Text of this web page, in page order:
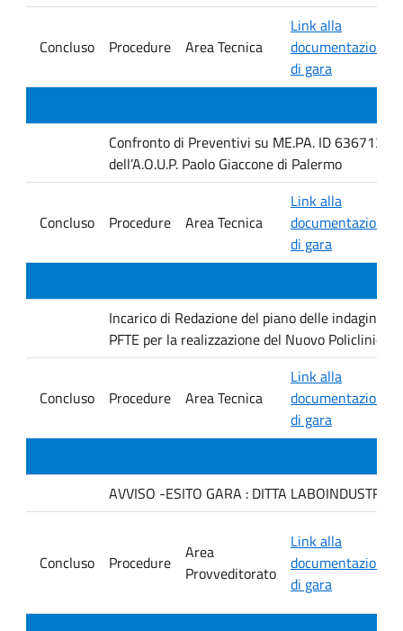
Concluso Procedure Area Tecnica
Link alla
documentazione
di gara
Confronto di Preventivi su ME.PA. ID 6367131
dell’A.O.U.P. Paolo Giaccone di Palermo
Concluso Procedure Area Tecnica
Link alla
documentazione
di gara
Incarico di Redazione del piano delle indagini
PFTE per la realizzazione del Nuovo Policlinico
Concluso Procedure Area Tecnica
Link alla
documentazione
di gara
AVVISO -ESITO GARA : DITTA LABOINDUSTRIA
Concluso Procedure
Area
Provveditorato
Link alla
documentazione
di gara